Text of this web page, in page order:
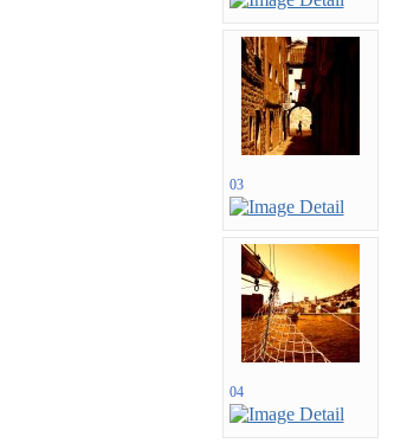
03
04